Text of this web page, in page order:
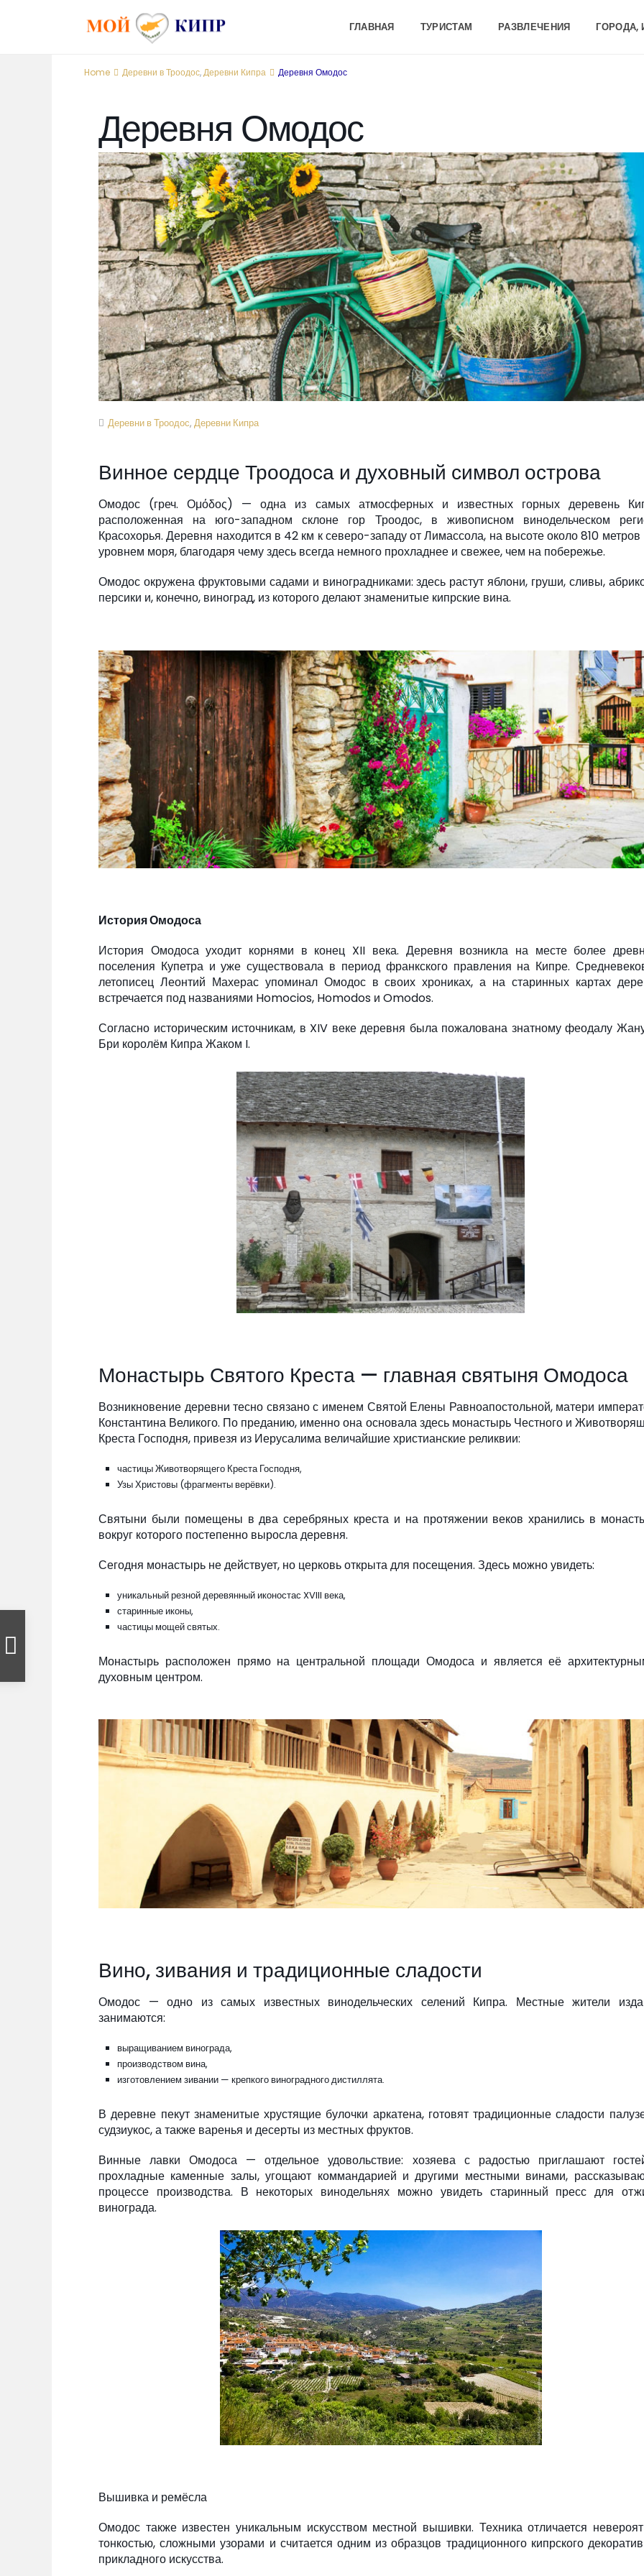
ГЛАВНАЯ ТУРИСТАМ РАЗВЛЕЧЕНИЯ ГОРОДА,
Home Деревни в Троодос,Деревни Кипра Деревня Омодос
Деревня Омодос
Деревни в Троодос, Деревни Кипра
Винное сердце Троодоса и духовный символ острова
Омодос (греч. Ομόδος) — одна из самых атмосферных и известных горных деревень
расположенная на юго-западном склоне гор Троодос, в живописном винодельческом
Красохорья. Деревня находится в 42 км к северо-западу от Лимассола, на высоте около 810 метров
уровнем моря, благодаря чему здесь всегда немного прохладнее и свежее, чем на побережье.
Омодос окружена фруктовыми садами и виноградниками: здесь растут яблони, груши, сливы,
персики и, конечно, виноград, из которого делают знаменитые кипрские вина.
История Омодоса
История Омодоса уходит корнями в конец XII века. Деревня возникла на месте более
поселения Купетра и уже существовала в период франкского правления на Кипре.
летописец Леонтий Махерас упоминал Омодос в своих хрониках, а на старинных картах
встречается под названиями Homocios, Homodos и Omodos.
Согласно историческим источникам, в XIV веке деревня была пожалована знатному феодалу
Бри королём Кипра Жаком I.
Монастырь Святого Креста — главная святыня Омодоса
Возникновение деревни тесно связано с именем Святой Елены Равноапостольной, матери
Константина Великого. По преданию, именно она основала здесь монастырь Честного и
Креста Господня, привезя из Иерусалима величайшие христианские реликвии:
частицы Животворящего Креста Господня,
Узы Христовы (фрагменты верёвки).
Святыни были помещены в два серебряных креста и на протяжении веков хранились в
вокруг которого постепенно выросла деревня.
Сегодня монастырь не действует, но церковь открыта для посещения. Здесь можно увидеть:
уникальный резной деревянный иконостас XVIII века,
старинные иконы,
частицы мощей святых.
Монастырь расположен прямо на центральной площади Омодоса и является её
духовным центром.
Вино, зивания и традиционные сладости
Омодос — одно из самых известных винодельческих селений Кипра. Местные жители
занимаются:
выращиванием винограда,
производством вина,
изготовлением зивании — крепкого виноградного дистиллята.
В деревне пекут знаменитые хрустящие булочки аркатена, готовят традиционные сладости
судзиукос, а также варенья и десерты из местных фруктов.
Винные лавки Омодоса — отдельное удовольствие: хозяева с радостью приглашают
прохладные каменные залы, угощают коммандарией и другими местными винами,
процессе производства. В некоторых винодельнях можно увидеть старинный пресс для
винограда.
Вышивка и ремёсла
Омодос также известен уникальным искусством местной вышивки. Техника отличается
тонкостью, сложными узорами и считается одним из образцов традиционного кипрского
прикладного искусства.